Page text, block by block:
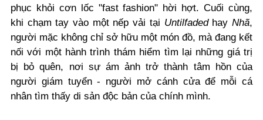
phục khỏi cơn lốc "fast fashion" hời hợt. Cuối cùng,
khi chạm tay vào một nếp vải tại UntilfadedhayNhã,
người mặc không chỉ sở hữu một món đồ, mà đang kết
nối với một hành trình thám hiểm tìm lại những giá trị
bị bỏ quên, nơi sự ám ảnh trở thành tâm hồn của
người giám tuyển - người mở cánh cửa để mỗi cá
nhân tìm thấy di sản độc bản của chính mình.